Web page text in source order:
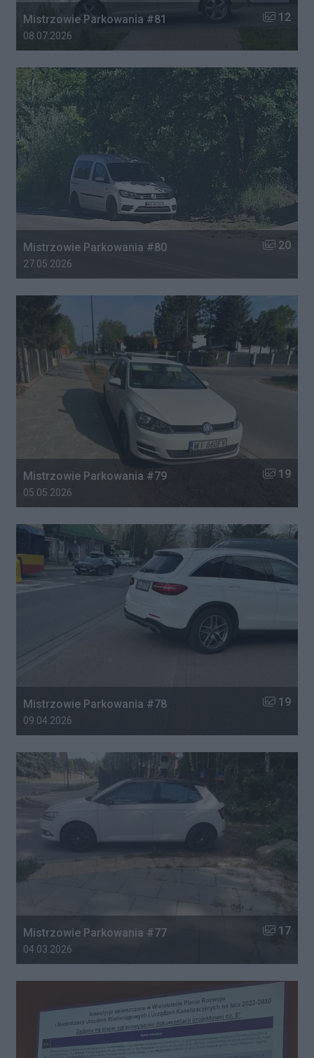
Mistrzowie Parkowania #81 Liczba
12
Data dodania galerii:
08.07.2026
Mistrzowie Parkowania #80 Liczba
20
Data dodania galerii:
27.05.2026
Mistrzowie Parkowania #79 Liczba
19
Data dodania galerii:
05.05.2026
Mistrzowie Parkowania #78 Liczba
19
Data dodania galerii:
09.04.2026
Mistrzowie Parkowania #77 Liczba
17
Data dodania galerii:
04.03.2026